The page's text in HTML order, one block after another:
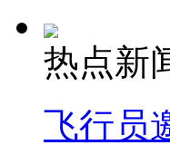
热点新
飞行员